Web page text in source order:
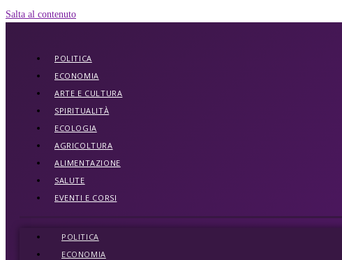
Salta al contenuto
POLITICA
ECONOMIA
ARTE E CULTURA
SPIRITUALITÀ
ECOLOGIA
AGRICOLTURA
ALIMENTAZIONE
SALUTE
EVENTI E CORSI
POLITICA
ECONOMIA